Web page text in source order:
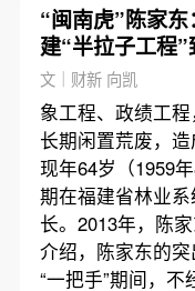
“闽南虎”陈家
建“半拉子工程
损失
文｜财新 向凯
象工程、政绩工
长期闲置荒废，
现年64岁（1959
期在福建省林业
长。2013年，陈
介绍，陈家东的
“一把手”期间，